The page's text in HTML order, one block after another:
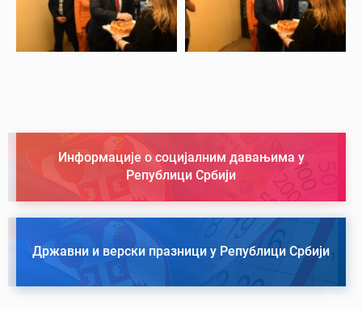
Информације о социјалним давањима у
Републици Србији
Државни и верски празници у Републици Србији